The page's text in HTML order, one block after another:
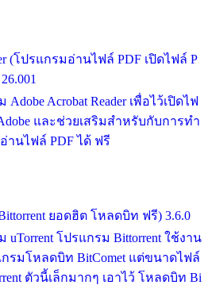
(โปรแกรมอ่านไฟล์ PDF เปิดไฟล์ P
Acrobat Reader เพื่อไว้เปิดไฟ
และช่วยเสริมสำหรับกับการทำ
านไฟล์ PDF ได้ ฟรี
ยอดฮิต โหลดบิท ฟรี) 3.6.0
โปรแกรม Bittorrent ใช้งาน
รมโหลดบิท BitComet แต่ขนาดไฟล์
ตัวนี้เล็กมากๆ เอาไว้ โหลดบิท Bi